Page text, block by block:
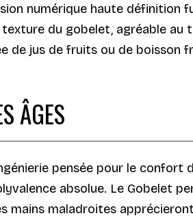
numérique haute
du gobelet, agréable au
de jus de fruits ou de boisson
ÂGES
pensée pour le
absolue. Le Gobelet
mains maladroites